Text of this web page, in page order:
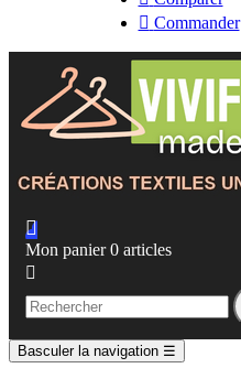
 Commander

Mon panier 0 articles

Basculer la navigation ☰